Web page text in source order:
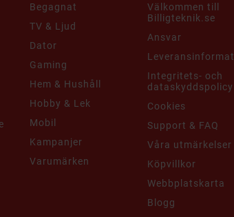
Begagnat
TV & Ljud
Dator
Gaming
Hem & Hushåll
Hobby & Lek
Mobil
Kampanjer
Varumärken
Välkommen till
Billigteknik.se
Ansvar
Integritets- och
dataskyddspolicy
Cookies
Support & FAQ
Våra utmärkelser
Köpvillkor
Webbplatskarta
Blogg